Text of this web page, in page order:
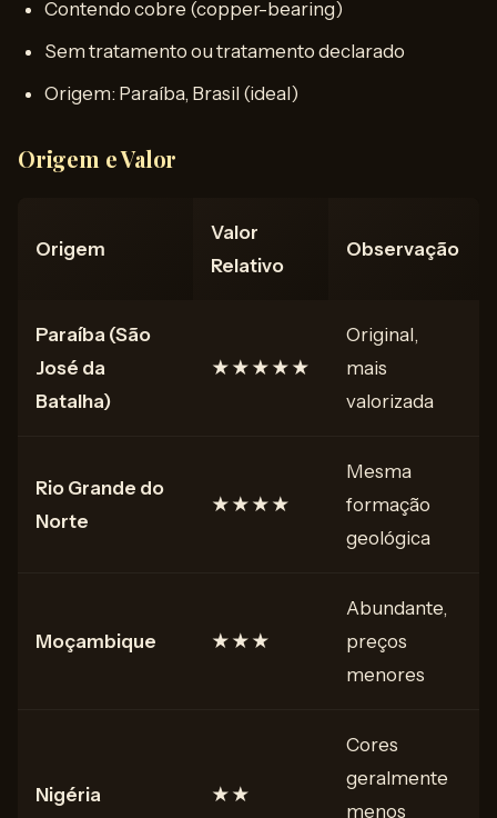
Contendo cobre (copper-bearing)
Sem tratamento ou tratamento declarado
Origem: Paraíba, Brasil (ideal)
Origem e Valor
Origem
Valor
Relativo
Observação
Paraíba (São
José da
Batalha)
★★★★★
Original,
mais
valorizada
Rio Grande do
Norte
★★★★
Mesma
formação
geológica
Moçambique ★★★
Abundante,
preços
menores
Nigéria ★★
Cores
geralmente
menos